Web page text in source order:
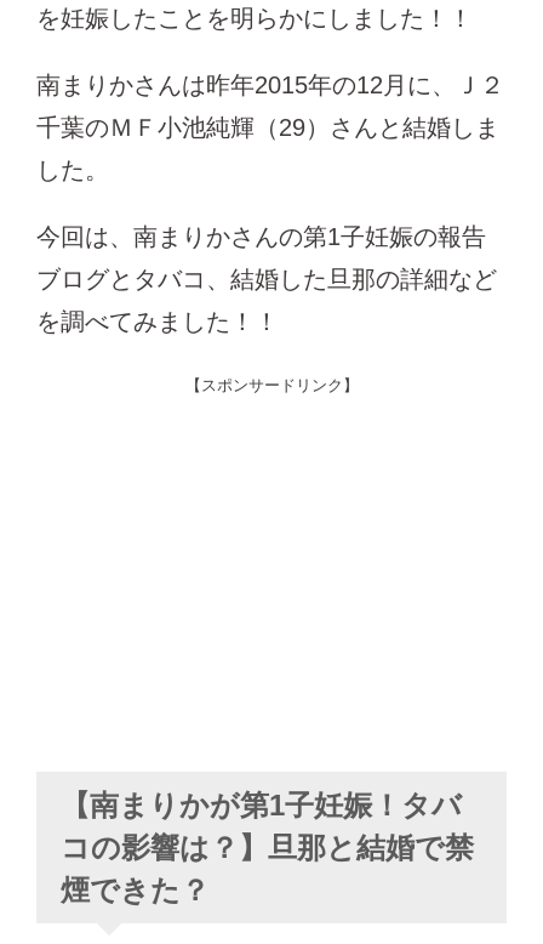
を妊娠したことを明らかにしました！！
南まりかさんは昨年2015年の12月に、Ｊ２
千葉のＭＦ小池純輝（29）さんと結婚しま
した。
今回は、南まりかさんの第1子妊娠の報告
ブログとタバコ、結婚した旦那の詳細など
を調べてみました！！
【スポンサードリンク】
【南まりかが第1子妊娠！タバ
コの影響は？】旦那と結婚で禁
煙できた？